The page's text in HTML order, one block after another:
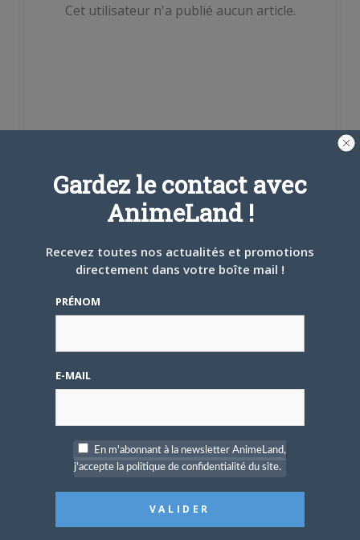
Cet utilisateur n'a publié aucun article.
Se souvenir de moi
Créer un
compte
carte !
Si votre ville n'est pas dans la liste,contactez-nous!
Gardez le contact avec
AnimeLand !
Recevez toutes nos actualités et promotions
directement dans votre boîte mail !
PRÉNOM
E-MAIL
En m'abonnant à la newsletter AnimeLand,
j'accepte la politique de confidentialité du site.